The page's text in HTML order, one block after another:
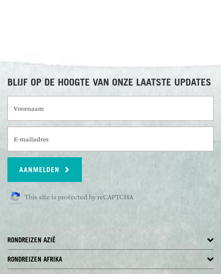
BLIJF OP DE HOOGTE VAN ONZE LAATSTE UPDATES
AANMELDEN
This site is protected by reCAPTCHA
RONDREIZEN AZIË
RONDREIZEN AFRIKA